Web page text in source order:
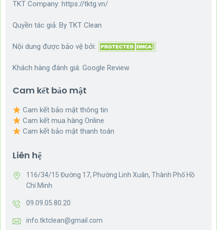
TKT Company: https://tktg.vn/
Quyền tác giả: By TKT Clean
Nội dung được bảo vệ bởi:
Khách hàng đánh giá: Google Review
Cam kết bảo mật
Cam kết bảo mật thông tin
Cam kết mua hàng Online
Cam kết bảo mật thanh toán
Liên hệ
116/34/15 Đường 17, Phường Linh Xuân, Thành Phố Hồ
Chí Minh
09.09.05.80.20
info.tktclean@gmail.com